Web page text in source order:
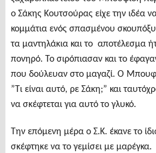
ο Σάκης Κουτσούρας είχε την ιδέα
κομμάτια ενός σπασμένου
τα μαντηλάκια και το αποτέλεσμα
πονηρό. Το σιρόπιασαν και το
που δούλευαν στο μαγαζί. Ο
”Τι είναι αυτό, ρε Σάκη;” και
να σκέφτεται για αυτό το γλυκό.
Την επόμενη μέρα ο Σ.Κ. έκανε το
σκέφτηκε να το γεμίσει με μαρέγκα.